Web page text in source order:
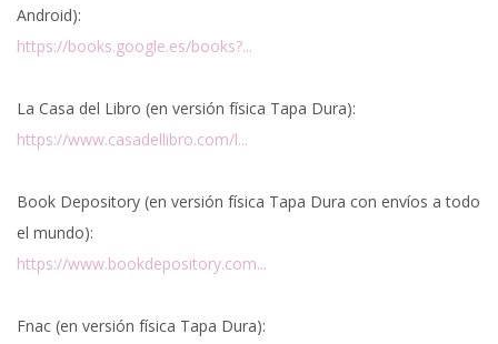
Android):
https://books.google.es/books?...
La Casa del Libro (en versión física Tapa Dura):
https://www.casadellibro.com/l...
Book Depository (en versión física Tapa Dura con envíos a todo
el mundo):
https://www.bookdepository.com...
Fnac (en versión física Tapa Dura):